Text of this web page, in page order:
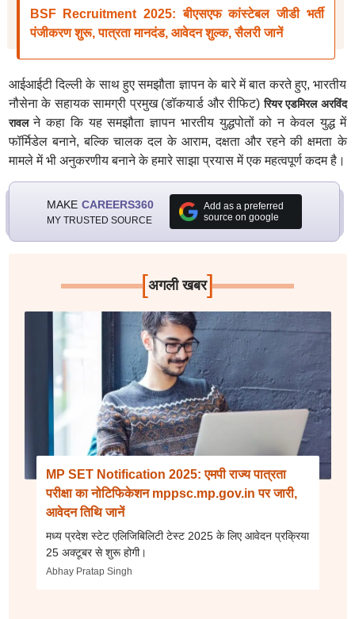
BSF Recruitment 2025: बीएसएफ कांस्टेबल जीडी भर्ती
पंजीकरण शुरू, पात्रता मानदंड, आवेदन शुल्क, सैलरी जानें
आईआईटी दिल्ली के साथ हुए समझौता ज्ञापन के बारे में बात करते हुए, भारतीय
नौसेना के सहायक सामग्री प्रमुख (डॉकयार्ड और रीफिट)रियर एडमिरल अरविंद
रावलने कहा कि यह समझौता ज्ञापन भारतीय युद्धपोतों को न केवल युद्ध में
फॉर्मिडेल बनाने, बल्कि चालक दल के आराम, दक्षता और रहने की क्षमता के
मामले में भी अनुकरणीय बनाने के हमारे साझा प्रयास में एक महत्वपूर्ण कदम है।
MAKE CAREERS360
MY TRUSTED SOURCE
Add as a preferred
source on google
[अगली खबर]
MP SET Notification 2025: एमपी राज्य पात्रता
परीक्षा का नोटिफिकेशन mppsc.mp.gov.in पर जारी,
आवेदन तिथि जानें
मध्य प्रदेश स्टेट एलिजिबिलिटी टेस्ट 2025 के लिए आवेदन प्रक्रिया
25 अक्टूबर से शुरू होगी।
Abhay Pratap Singh